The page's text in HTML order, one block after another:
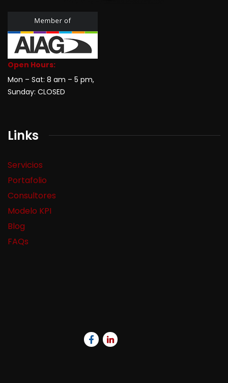
Open Hours:
Mon – Sat: 8 am – 5 pm,
Sunday: CLOSED
Links
Servicios
Portafolio
Consultores
Modelo KPI
Blog
FAQs